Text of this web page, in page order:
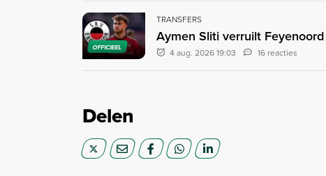
OFFICIEEL
TRANSFERS
Aymen Sliti verruilt
4 aug. 2026 19:03 16 reacties
Delen